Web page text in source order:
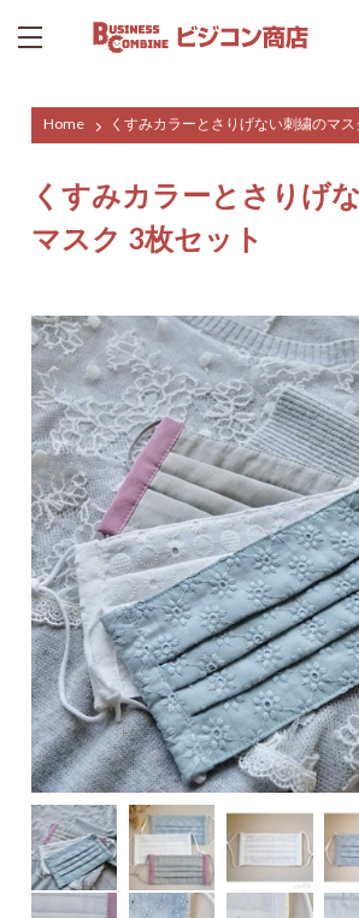
Home くすみカラーとさりげない刺繍のマス
くすみカラーとさりげ
マスク 3枚セット